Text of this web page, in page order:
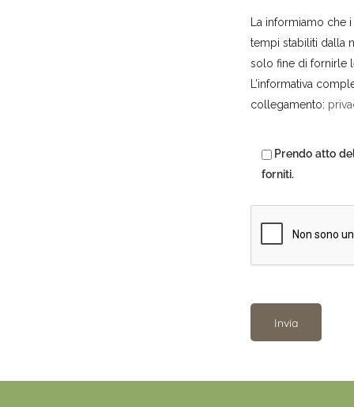
La informiamo
tempi stabiliti dalla
solo fine di fornirle
L’informativa
collegamento:
Prendo atto
forniti.